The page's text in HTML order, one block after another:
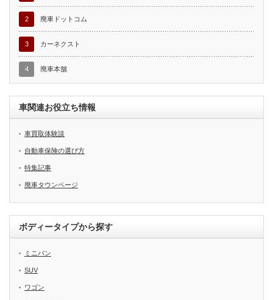
2 廃車ドットコム
3 カーネクスト
4 廃車本舗
車関連お役立ち情報
車買取体験談
自動車保険の選び方
特集記事
廃車タウンページ
ボディータイプから探す
ミニバン
SUV
ワゴン